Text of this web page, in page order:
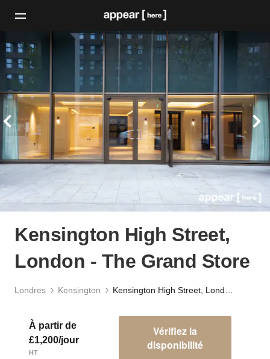
Kensington High Street,
London - The Grand Store
Londres Kensington
À partir de
£1,200/jour
HT
Vérifiez la
disponibilité